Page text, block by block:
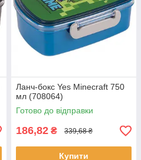
Ланч-бокс Yes Minecraft 750
мл (708064)
Готово до відправки
186,82 ₴ 339,68 ₴
Купити